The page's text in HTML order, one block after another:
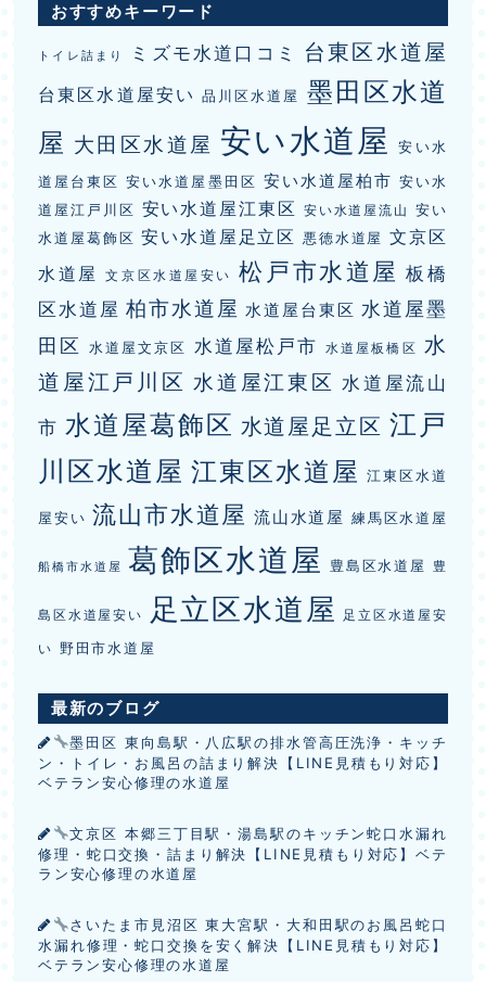
おすすめキーワード
トイレ詰まり ミズモ水道口コミ 台東区水道屋
台東区水道屋安い 品川区水道屋
墨田区水道
屋 大田区水道屋 安い水道屋
安い水
道屋台東区 安い水道屋墨田区 安い水道屋柏市 安い水
道屋江戸川区 安い水道屋江東区 安い水道屋流山
安い
水道屋葛飾区 安い水道屋足立区 悪徳水道屋
文京区
水道屋
文京区水道屋安い 松戸市水道屋 板橋
区水道屋 柏市水道屋 水道屋台東区 水道屋墨
田区
水道屋文京区 水道屋松戸市 水道屋板橋区
水
道屋江戸川区 水道屋江東区 水道屋流山
市 水道屋葛飾区 水道屋足立区 江戸
川区水道屋 江東区水道屋 江東区水道
屋安い 流山市水道屋 流山水道屋 練馬区水道屋
船橋市水道屋 葛飾区水道屋 豊島区水道屋 豊
島区水道屋安い 足立区水道屋 足立区水道屋安
い 野田市水道屋
最新のブログ
墨田区 東向島駅・八広駅の排水管高圧洗浄・キッチ
ン・トイレ・お風呂の詰まり解決【LINE見積もり対応】
ベテラン安心修理の水道屋
文京区 本郷三丁目駅・湯島駅のキッチン蛇口水漏れ
修理・蛇口交換・詰まり解決【LINE見積もり対応】ベテ
ラン安心修理の水道屋
さいたま市見沼区 東大宮駅・大和田駅のお風呂蛇口
水漏れ修理・蛇口交換を安く解決【LINE見積もり対応】
ベテラン安心修理の水道屋